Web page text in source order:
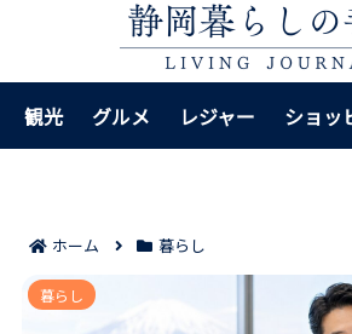
観光 グルメ レジャー ショッ
ホーム 暮らし
静岡でレーシック・ICLを検討しや
やすさと費用感まで見極め
暮らし